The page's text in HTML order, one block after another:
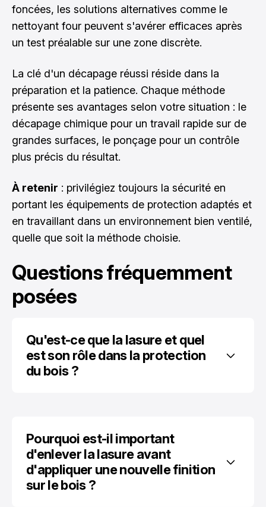
foncées, les solutions alternatives comme le
nettoyant four peuvent s'avérer efficaces après
un test préalable sur une zone discrète.
La clé d'un décapage réussi réside dans la
préparation et la patience. Chaque méthode
présente ses avantages selon votre situation : le
décapage chimique pour un travail rapide sur de
grandes surfaces, le ponçage pour un contrôle
plus précis du résultat.
À retenir : privilégiez toujours la sécurité en
portant les équipements de protection adaptés et
en travaillant dans un environnement bien ventilé,
quelle que soit la méthode choisie.
Questions fréquemment
posées
Qu'est-ce que la lasure et quel
est son rôle dans la protection
du bois ?
Pourquoi est-il important
d'enlever la lasure avant
d'appliquer une nouvelle finition
sur le bois ?